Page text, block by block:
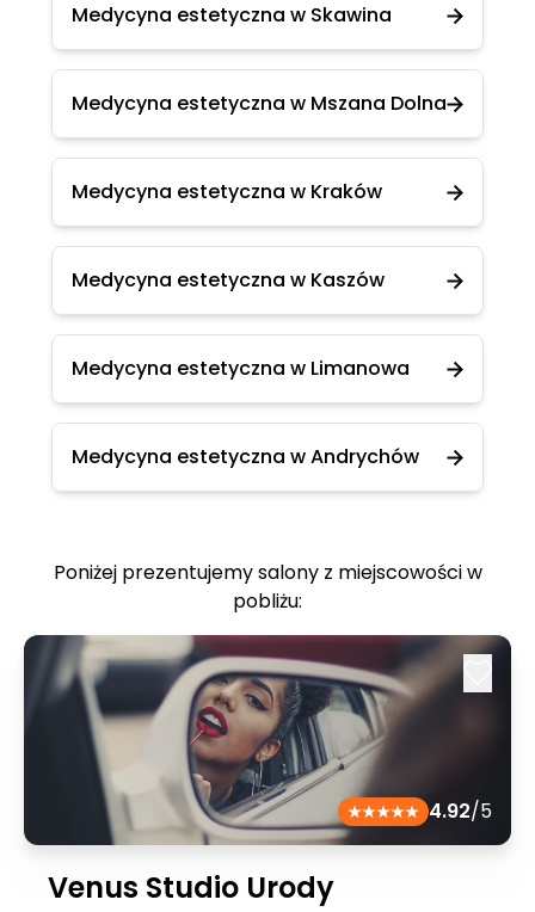
Medycyna estetyczna w Skawina
Medycyna estetyczna w Mszana Dolna
Medycyna estetyczna w Kraków
Medycyna estetyczna w Kaszów
Medycyna estetyczna w Limanowa
Medycyna estetyczna w Andrychów
Poniżej prezentujemy salony z miejscowości w
pobliżu:
4.92/5
Venus Studio Urody